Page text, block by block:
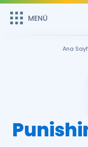
MENÜ
Remzi Hoca ile seni
MENÜ
Ana